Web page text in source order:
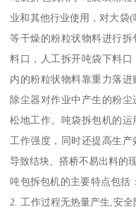
业和其他行业使用，对大袋
等干燥的粉粒状物料进行
料口，人工拆开吨袋下料
内的粉粒状物料靠重力落
除尘器对作业中产生的粉
松地工作。吨袋拆包机的
工作强度，同时还提高生
导致结块、搭桥不易出料的现
吨包拆包机的主要特点包括
2. 工作过程无热量产生,安